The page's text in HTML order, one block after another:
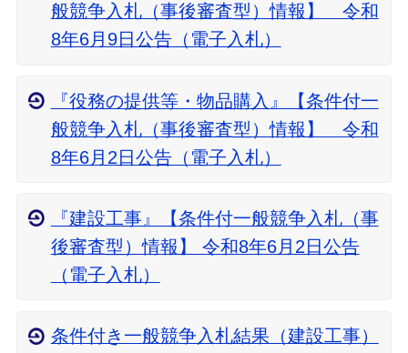
般競争入札（事後審査型）情報】 令和
8年6月9日公告（電子入札）
『役務の提供等・物品購入』【条件付一
般競争入札（事後審査型）情報】 令和
8年6月2日公告（電子入札）
『建設工事』【条件付一般競争入札（事
後審査型）情報】 令和8年6月2日公告
（電子入札）
条件付き一般競争入札結果（建設工事）